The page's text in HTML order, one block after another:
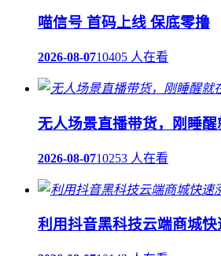
喵信号 首码上线 保底零撸
2026-08-0710405 人在看
无人场景直播带货，刚睡醒
2026-08-0710253 人在看
利用抖音黑科技云端商城